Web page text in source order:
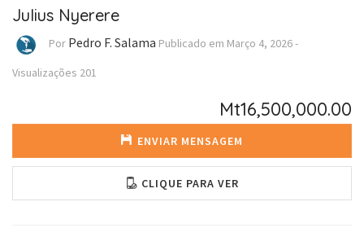
Julius Nyerere
Por Pedro F. Salama Publicado em Março 4, 2026-
Visualizações 201
Mt16,500,000.00
ENVIAR MENSAGEM
CLIQUE PARA VER